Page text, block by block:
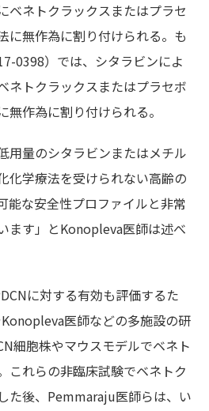
ベネトクラックスまたはプラセ
に無作為に割り付けられる。も
0398）では、シタラビンによ
ネトクラックスまたはプラセボ
作為に割り付けられる。
用量のシタラビンまたはメチル
化学療法を受けられない高齢の
能な安全性プロファイルと非常
ます」とKonopleva医師は述べ
に対する有効も評価するた
医師などの多施設の研
細胞株やマウスモデルでベネト
これらの非臨床試験でベネトク
た後、Pemmaraju医師らは、い